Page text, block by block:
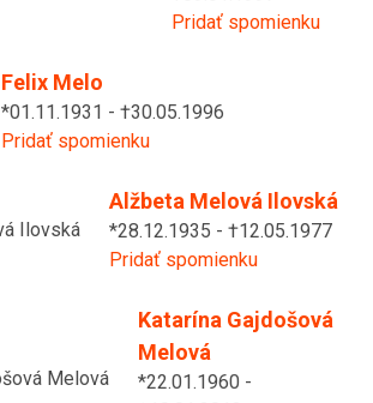
Pridať spomienku
Felix Melo
*01.11.1931 - †30.05.1996
Pridať spomienku
Alžbeta Melová Ilovská
*28.12.1935 - †12.05.1977
Pridať spomienku
Katarína Gajdošová
Melová
*22.01.1960 -